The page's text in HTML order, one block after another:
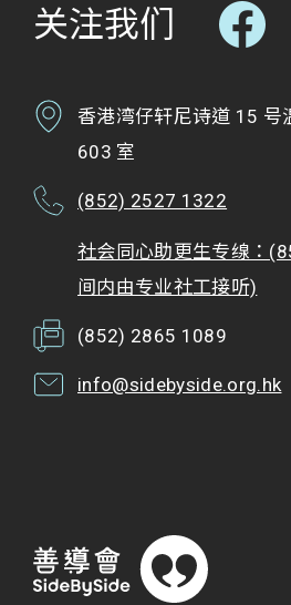
关注我们
香港湾仔轩尼诗道 15 号
603 室
(852) 2527 1322
社会同心助更生专缐：
间内由专业社工接听)
(852) 2865 1089
info@sidebyside.org.hk